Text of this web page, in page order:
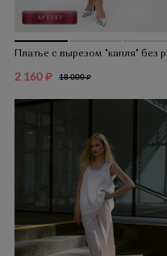
2 160 18 000